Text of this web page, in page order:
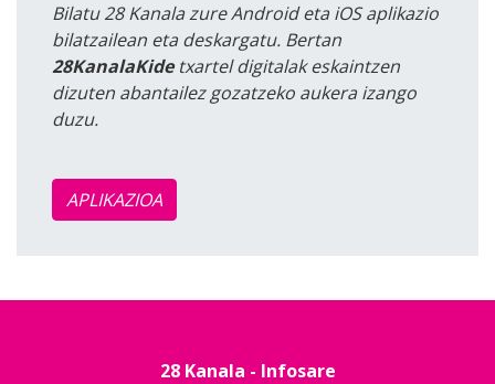
Bilatu 28 Kanala zure Android eta iOS aplikazio
bilatzailean eta deskargatu. Bertan
28KanalaKidetxartel digitalak eskaintzen
dizuten abantailez gozatzeko aukera izango
duzu.
APLIKAZIOA
28 Kanala - Infosare